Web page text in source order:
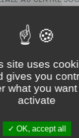
contactez le
02 41 63 06 33
site uses
gives you
what you
activate
OK, accept all